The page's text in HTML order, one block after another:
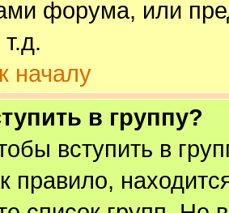
форума, или
началу
в группу?
вступить в
правило,